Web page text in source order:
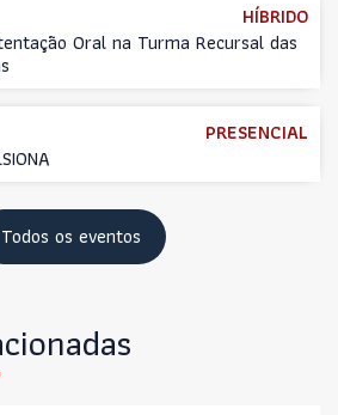
HÍBRIDO
Oral na Turma Recursal das
PRESENCIAL
Todos os eventos